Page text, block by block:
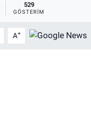
529
GÖSTERIM
A+